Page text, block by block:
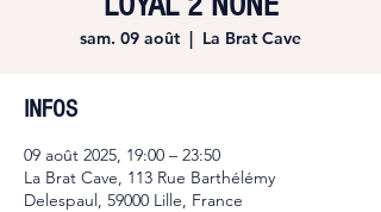
sam. 09 août
  |
La Brat Cave
INFOS
09 août 2025, 19:00 – 23:50
La Brat Cave, 113 Rue Barthélémy
Delespaul, 59000 Lille, France